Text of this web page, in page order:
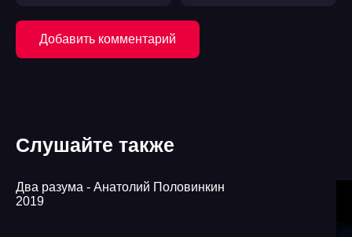
Добавить комментарий
Слушайте также
Два разума - Анатолий Половинкин
2019